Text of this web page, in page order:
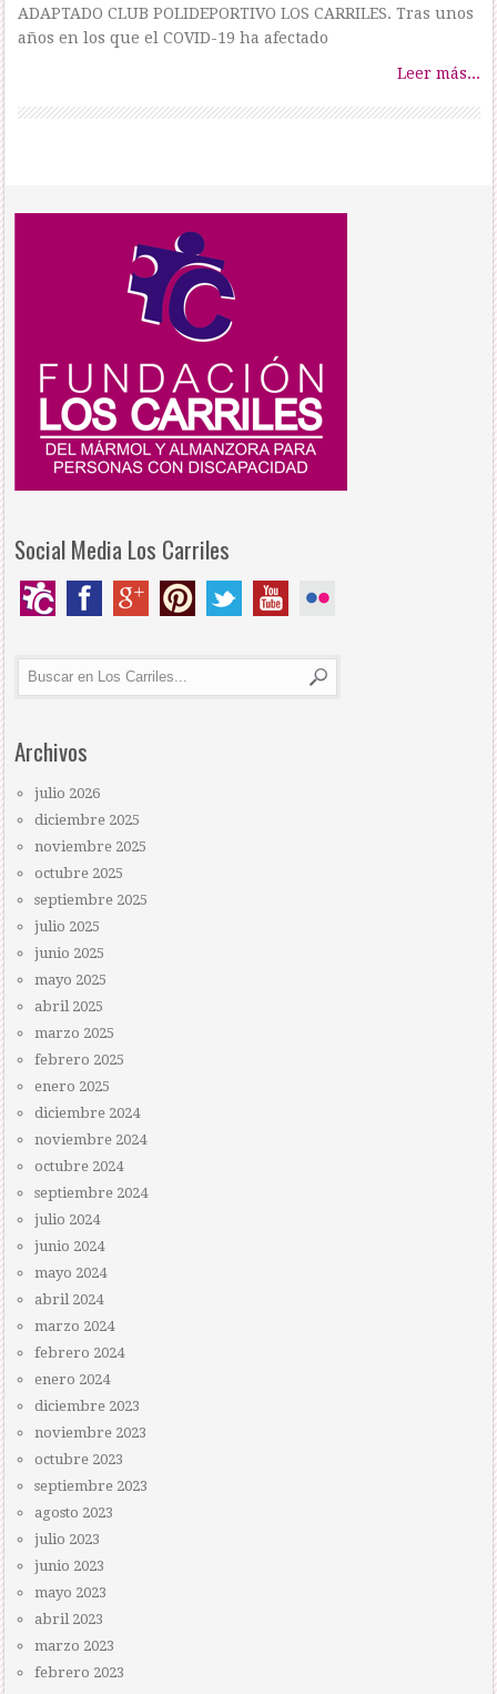
ADAPTADO CLUB POLIDEPORTIVO LOS CARRILES. Tras unos
años en los que el COVID-19 ha afectado
Leer más...
Social Media Los Carriles
Archivos
julio 2026
diciembre 2025
noviembre 2025
octubre 2025
septiembre 2025
julio 2025
junio 2025
mayo 2025
abril 2025
marzo 2025
febrero 2025
enero 2025
diciembre 2024
noviembre 2024
octubre 2024
septiembre 2024
julio 2024
junio 2024
mayo 2024
abril 2024
marzo 2024
febrero 2024
enero 2024
diciembre 2023
noviembre 2023
octubre 2023
septiembre 2023
agosto 2023
julio 2023
junio 2023
mayo 2023
abril 2023
marzo 2023
febrero 2023